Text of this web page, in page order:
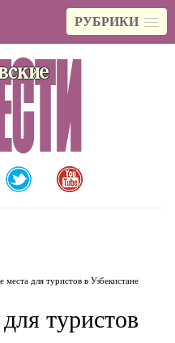
РУБРИКИ
места для туристов в Узбекистане
туристов